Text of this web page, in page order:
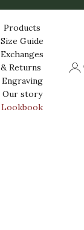
Products
Size Guide
Exchanges
& Returns
Engraving
Our story
Lookbook